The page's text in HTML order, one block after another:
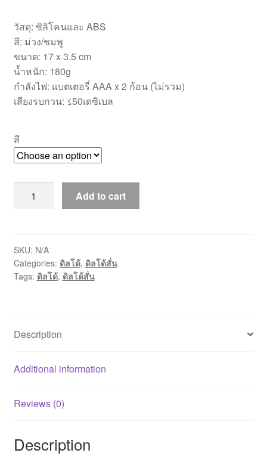
วัสดุ: ซิลิโคนและ ABS
สี: ม่วง/ชมพู
ขนาด: 17 x 3.5 cm
น้ำหนัก: 180g
กำลังไฟ: แบตเตอรี่ AAA x 2 ก้อน (ไม่รวม)
เสียงรบกวน: ≤50เดซิเบล
สี
7
นิ้ว
quantity
Add to cart
SKU: N/A
Categories: ดิลโด้, ดิลโด้สั่น
Tags: ดิลโด้, ดิลโด้สั่น
Description
Additional information
Reviews (0)
Description